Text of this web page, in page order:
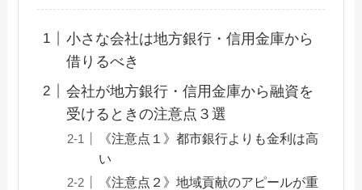
小さな会社は地方銀行・信用金庫から
借りるべき
会社が地方銀行・信用金庫から融資を
受けるときの注意点３選
《注意点１》都市銀行よりも金利は高
い
《注意点２》地域貢献のアピールが重